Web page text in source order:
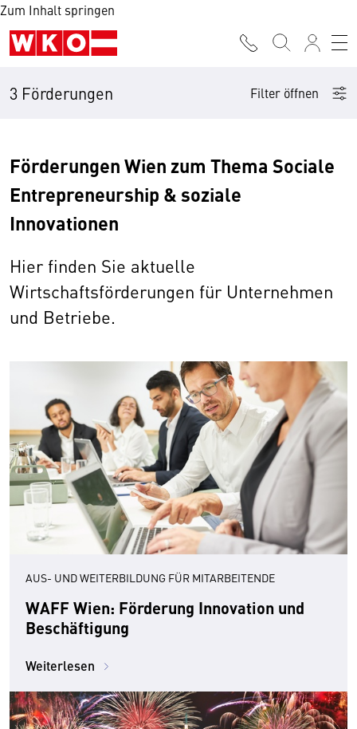
Zum Inhalt springen
3 Förderungen Filter öffnen
Förderungen Wien zum Thema Sociale
Entrepreneurship & soziale
Innovationen
Hier finden Sie aktuelle
Wirtschaftsförderungen für Unternehmen
und Betriebe.
AUS- UND WEITERBILDUNG FÜR MITARBEITENDE
WAFF Wien: Förderung Innovation und
Beschäftigung
Weiterlesen